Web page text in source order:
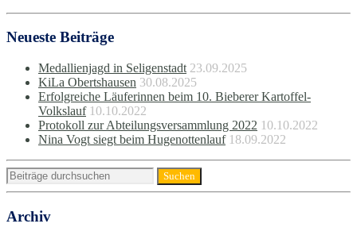
Neueste Beiträge
Medallienjagd in Seligenstadt 23.09.2025
KiLa Obertshausen 30.08.2025
Erfolgreiche Läuferinnen beim 10. Bieberer Kartoffel-
Volkslauf 10.10.2022
Protokoll zur Abteilungsversammlung 2022 10.10.2022
Nina Vogt siegt beim Hugenottenlauf 18.09.2022
Archiv